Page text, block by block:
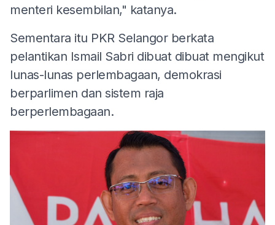
menteri kesembilan," katanya.
Sementara itu PKR Selangor berkata
pelantikan Ismail Sabri dibuat dibuat mengikut
lunas-lunas perlembagaan, demokrasi
berparlimen dan sistem raja
berperlembagaan.